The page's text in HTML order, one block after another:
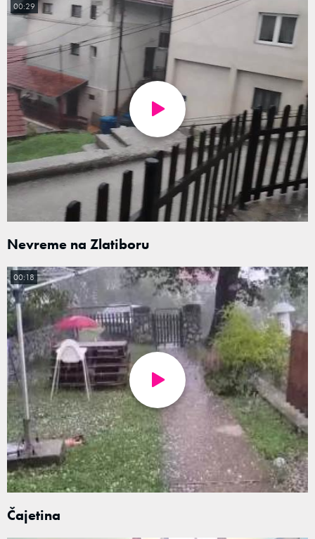
Nevreme na Zlatiboru
00:29
Čajetina
00:18